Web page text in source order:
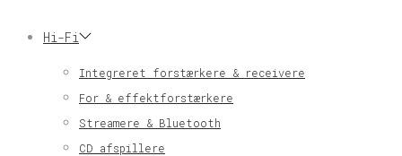
Hi-Fi
Integreret forstærkere & receivere
For & effektforstærkere
Streamere & Bluetooth
CD afspillere